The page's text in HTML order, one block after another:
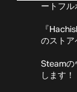
ートフル
『
のストア
Steamの
します！